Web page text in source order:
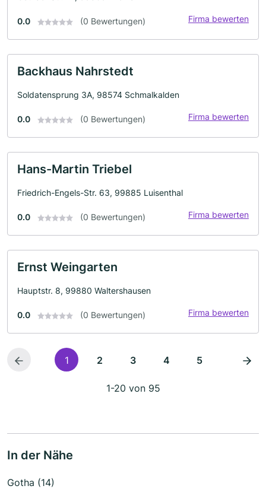
0.0 (0 Bewertungen) Firma bewerten
Backhaus Nahrstedt
Soldatensprung 3A, 98574 Schmalkalden
0.0 (0 Bewertungen) Firma bewerten
Hans-Martin Triebel
Friedrich-Engels-Str. 63, 99885 Luisenthal
0.0 (0 Bewertungen) Firma bewerten
Ernst Weingarten
Hauptstr. 8, 99880 Waltershausen
0.0 (0 Bewertungen) Firma bewerten
1 2 3 4 5
1-20 von 95
In der Nähe
Gotha (14)